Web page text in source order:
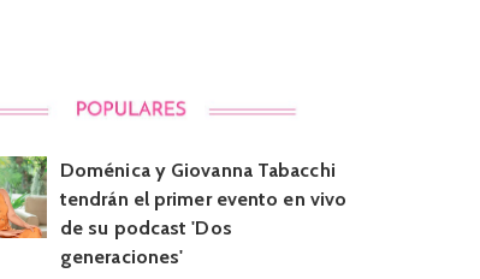
Doménica y Giovanna Tabacchi
tendrán el primer evento en vivo
de su podcast 'Dos
generaciones'